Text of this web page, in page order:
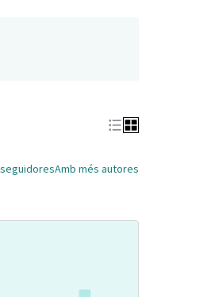
Amb més autores